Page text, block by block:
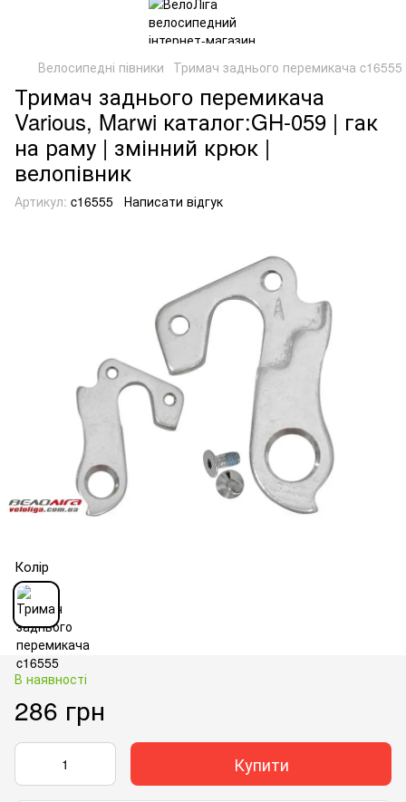
Велосипедні півники Тримач заднього перемикача c16555
Тримач заднього перемикача
Various, Marwi каталог:GH-059 | гак
на раму | змінний крюк |
велопівник
Артикул: c16555 Написати відгук
Колір
В наявності
286 грн
Купити